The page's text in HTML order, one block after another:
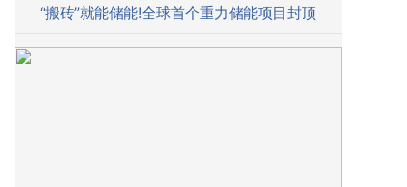
“搬砖”就能储能!全球首个重力储能项目封顶